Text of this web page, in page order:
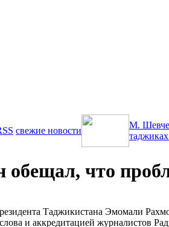
свежие новости
М.
что
Таджикистана Эмомали
и аккредитацией журналистов